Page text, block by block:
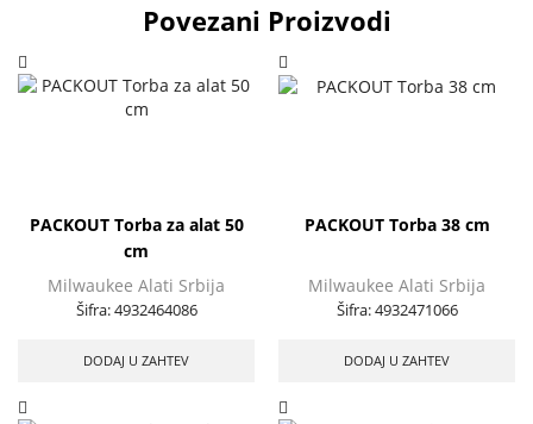
Povezani Proizvodi
PACKOUT Torba za alat 50
cm
Milwaukee Alati Srbija
Šifra:4932464086
DODAJ U ZAHTEV
PACKOUT Torba 38 cm
Milwaukee Alati Srbija
Šifra:4932471066
DODAJ U ZAHTEV